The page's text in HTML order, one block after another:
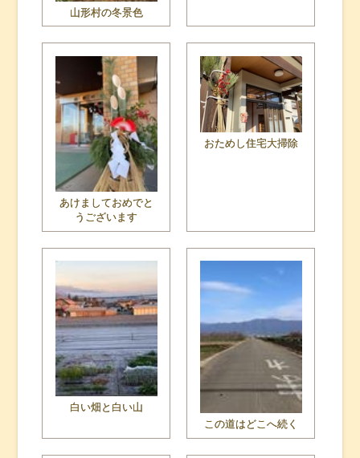
山形村の冬景色
あけましておめでと
うございます
おためし住宅大掃除
白い畑と白い山
この道はどこへ続く